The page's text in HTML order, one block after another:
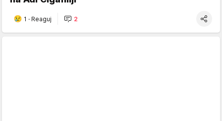
1 · Reaguj 2